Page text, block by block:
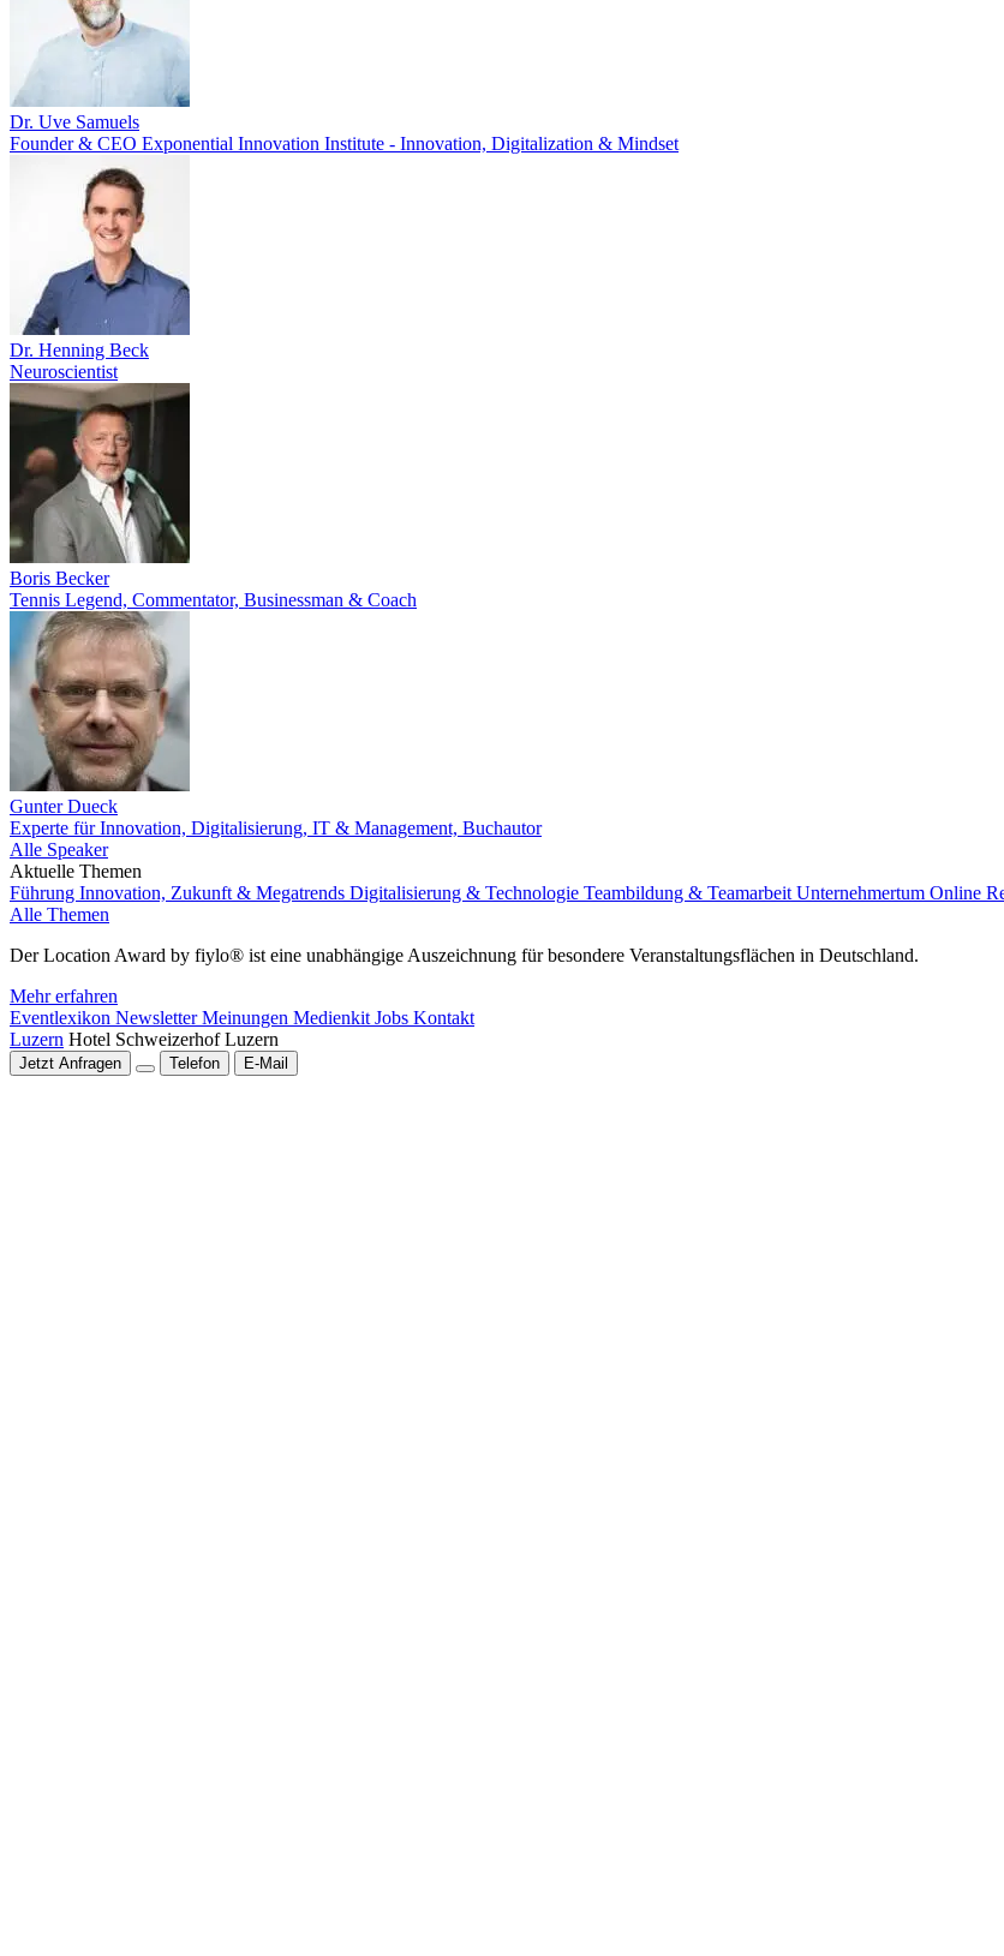
Dr. Uve Samuels
Founder & CEO Exponential Innovation Institute - Innovation, Digitalization & Mindset
Dr. Henning Beck
Neuroscientist
Boris Becker
Tennis Legend, Commentator, Businessman & Coach
Gunter Dueck
Experte für Innovation, Digitalisierung, IT & Management, Buchautor
Alle Speaker
Aktuelle Themen
Führung Innovation, Zukunft & Megatrends Digitalisierung & Technologie Teambildung & Teamarbeit Unternehmertum Online
Alle Themen
Der Location Award by fiylo® ist eine unabhängige Auszeichnung für besondere Veranstaltungsflächen in Deutschland.
Mehr erfahren
Eventlexikon NewsletterMeinungen Medienkit Jobs Kontakt
Luzern Hotel Schweizerhof Luzern
Jetzt Anfragen Telefon E-Mail